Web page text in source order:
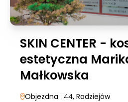
SKIN CENTER -
estetyczna
Małkowska
Objezdna | 44, Radziejów